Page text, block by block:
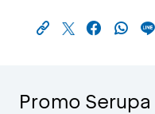
Promo Serupa